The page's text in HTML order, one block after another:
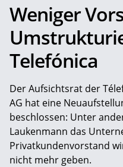
Weniger
Telefónica
Der Aufsichtsrat der
AG hat eine
beschlossen: Unter
Laukenmann das
Privatkundenvorstand
nicht mehr geben.